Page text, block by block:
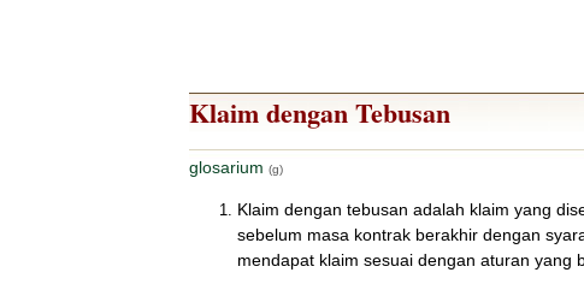
Klaim dengan Tebusan
glosarium (g)
Klaim dengan tebusan adalah klaim yang
sebelum masa kontrak berakhir dengan
mendapat klaim sesuai dengan aturan yang